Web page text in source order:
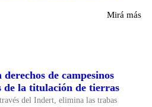
Mirá más
de campesinos
de la titulación de tierras
del Indert, elimina las trabas